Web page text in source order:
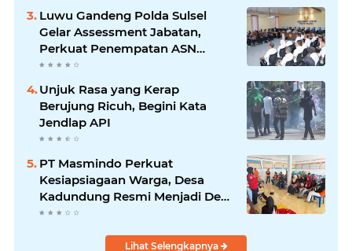
Luwu Gandeng Polda Sulsel
Gelar Assessment Jabatan,
Perkuat Penempatan ASN
Berbasis Kompetensi
Unjuk Rasa yang Kerap
Berujung Ricuh, Begini Kata
Jendlap API
PT Masmindo Perkuat
Kesiapsiagaan Warga, Desa
Kadundung Resmi Menjadi Desa
Tangguh Bencana
Lihat Selengkapnya